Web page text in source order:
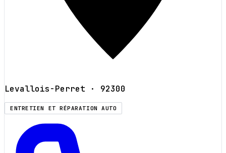
Levallois-Perret · 92300
ENTRETIEN ET RÉPARATION AUTO